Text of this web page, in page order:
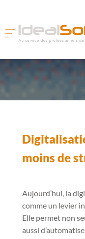
moins de
Aujourd’hui, la
comme un levier
Elle permet non
aussi